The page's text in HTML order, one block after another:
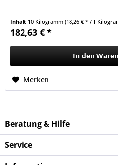
Inhalt 10 Kilogramm(18,26 € * / 1
182,63 € *
In den
Merken
Beratung & Hilfe
Service